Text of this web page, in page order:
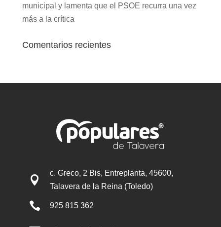
municipal y lamenta que el PSOE recurra una vez
más a la crítica
Comentarios recientes

c. Greco, 2 Bis, Entreplanta, 45600,
Talavera de la Reina (Toledo)
 925 815 362